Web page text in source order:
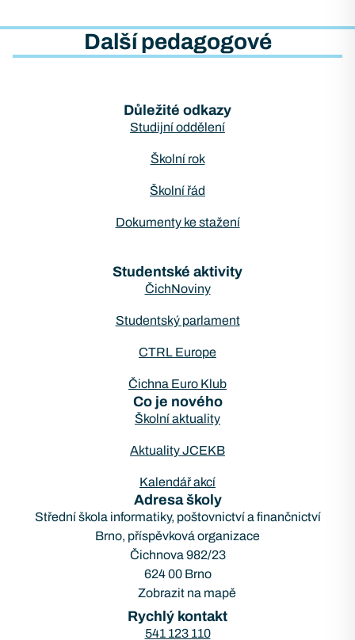
Další pedagogové
Důležité odkazy
Studijní oddělení
Školní rok
Školní řád
Dokumenty ke stažení
Studentské aktivity
ČichNoviny
Studentský parlament
CTRL Europe
Čichna Euro Klub
Co je nového
Školní aktuality
Aktuality JCEKB
Kalendář akcí
Adresa školy
Střední škola informatiky, poštovnictví a finančnictví
Brno, příspěvková organizace
Čichnova 982/23
624 00 Brno
Zobrazit na mapě
Rychlý kontakt
541 123 110